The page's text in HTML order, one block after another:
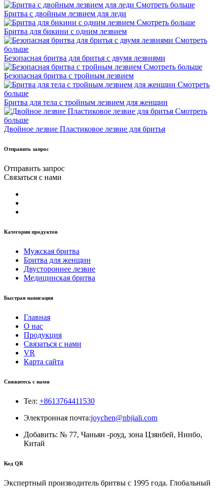
Смотреть больше
Бритва с двойным лезвием для леди
Смотреть больше
Бритва для бикини с одним лезвием
Смотреть
больше
Безопасная бритва для бритья с двумя лезвиями
Смотреть больше
Безопасная бритва с тройным лезвием
Смотреть
больше
Бритва для тела с тройным лезвием для женщин
Смотреть
больше
Двойное лезвие Пластиковое лезвие для бритья
Отправить запрос
Отправить запрос
Связаться с нами
Категории продуктов
Мужская бритва
Бритва для женщин
Двустороннее лезвие
Медицинская бритва
Быстрая навигация
Главная
О нас
Продукция
Связаться с нами
VR
Карта сайта
Свяжитесь с нами
Тел: +8613764411530
Электронная почта:joychen@nbjiali.com
Добавить: № 77, Чаньян -роуд, зона Цзянбей, Нинбо,
Китай
Код QR
Экспертный производитель бритвы с 1995 года. Глобальный